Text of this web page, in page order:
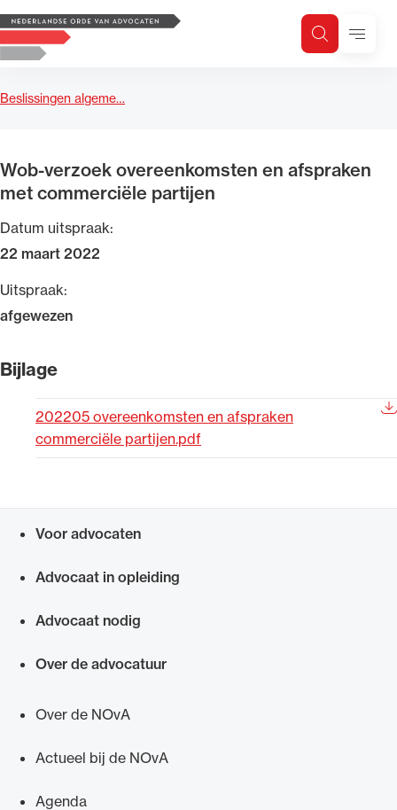
Logo, to the homepage
ZoekenMenu
Beslissingen algeme…
Wob-verzoek overeenkomsten en afspraken
met commerciële partijen
Datum uitspraak:
22 maart 2022
Uitspraak:
afgewezen
Bijlage
202205 overeenkomsten en afspraken
commerciële partijen.pdf
Voor advocaten
Advocaat in opleiding
Advocaat nodig
Over de advocatuur
Over de NOvA
Actueel bij de NOvA
Agenda
Zoeken
Zoek op trefwoord
Uitgelicht
Van de Advocatenwet tot de Verordening op